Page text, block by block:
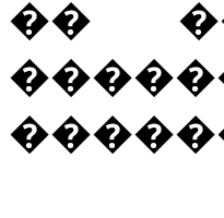
��